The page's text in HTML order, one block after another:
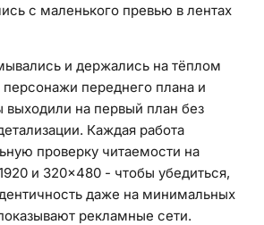
с маленького превью в лентах
и держались на тёплом
персонажи переднего плана и
на первый план без
Каждая работа
проверку читаемости на
и 320×480 - чтобы убедиться,
даже на минимальных
рекламные сети.